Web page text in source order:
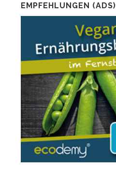
EMPFEHLUNGEN (ADS)